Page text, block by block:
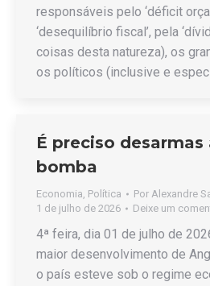
responsáveis pelo ‘déficit
‘desequilíbrio fiscal’, pela
coisas desta natureza), os
os políticos (inclusive e
É preciso desarmas
bomba
Economia, Política Por Alexandre
1 de julho de 2026
Deixe um
4ª feira, dia 01 de julho de
maior desenvolvimento de
o país esteve sob o regime